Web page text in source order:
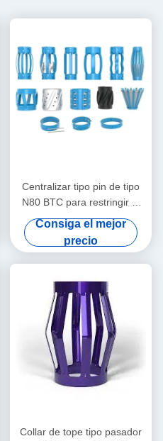
Centralizar tipo pin de tipo
N80 BTC para restringir el
desplazamiento del
centralizar de la carcasa en
operaciones de petróleo y
gas
Consiga el mejor
precio
Collar de tope tipo pasador